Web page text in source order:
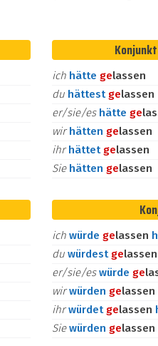
ich hätte gelassen
du hättest gelassen
er/sie/es hätte ge
wirhätten gelassen
ihrhättet gelassen
Sie hätten gelassen
ich würde gelassen
du würdest gelassen
er/sie/eswürde ge
wirwürden gelassen
ihrwürdet gelassen
Siewürden gelassen